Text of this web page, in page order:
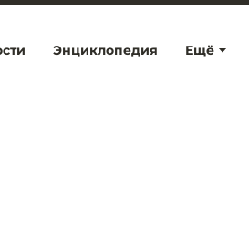
Ещё
Энциклопедия